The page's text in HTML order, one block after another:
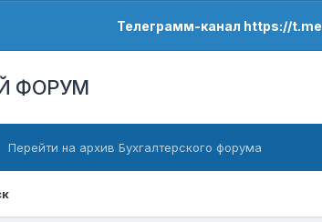
Телеграмм-канал https://
ФОРУМ
Перейти на архив Бухгалтерского форума